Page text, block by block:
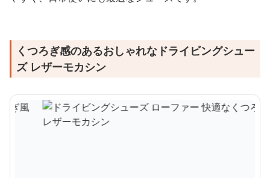
くつろぎ感のあるおしゃれなドライビングシュー
ズ レザーモカシン